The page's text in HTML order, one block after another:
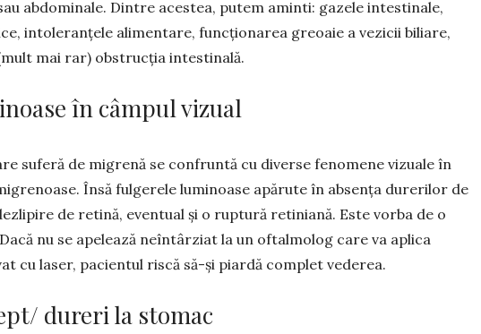
abdo­minale. Dintre acestea, putem aminti: gazele in­testinale,
intoleranțele ali­mentare, funcționarea greoaie a vezicii biliare,
mai rar) obstrucția intes­tinală.
în câmpul vizual
suferă de migrenă se con­fruntă cu diverse fenomene vizuale în
Însă fulgerele luminoase apărute în absența durerilor de
de retină, eventual și o ruptură reti­niană. Este vorba de o
nu se apelează neîntârziat la un oftalmolog care va aplica
cu laser, pacientul riscă să-și piardă complet vederea.
dureri la stomac